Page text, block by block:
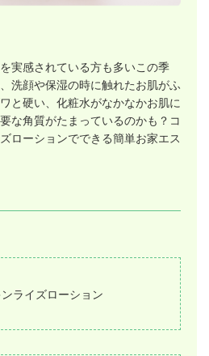
実感されている方も多いこの季
洗顔や保湿の時に触れたお肌がふ
と硬い、化粧水がなかなかお肌に
な角質がたまっているのかも？コ
ローションでできる簡単お家エス
ライズローション